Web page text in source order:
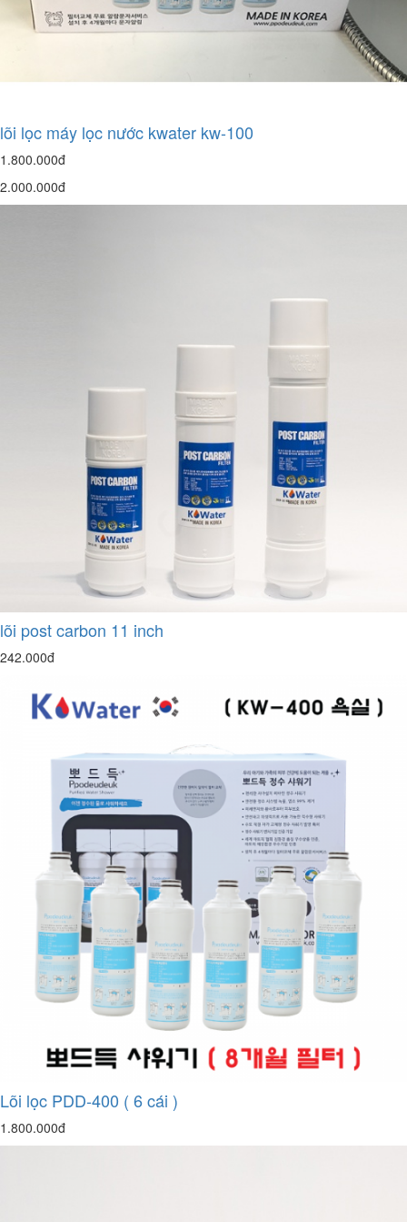
lõi lọc máy lọc nước kwater kw-100
1.800.000đ
2.000.000đ
lõi post carbon 11 inch
242.000đ
Lõi lọc PDD-400 ( 6 cái )
1.800.000đ